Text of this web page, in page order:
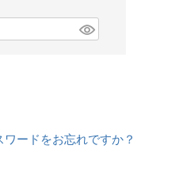
ワードをお忘れですか？